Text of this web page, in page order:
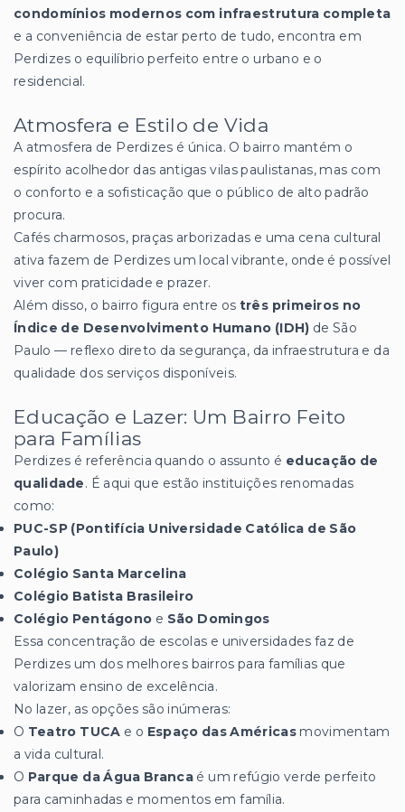
condomínios modernos com infraestrutura completa
e a conveniência de estar perto de tudo, encontra em
Perdizes o equilíbrio perfeito entre o urbano e o
residencial.
Atmosfera e Estilo de Vida
A atmosfera de Perdizes é única. O bairro mantém o
espírito acolhedor das antigas vilas paulistanas, mas com
o conforto e a sofisticação que o público de alto padrão
procura.
Cafés charmosos, praças arborizadas e uma cena cultural
ativa fazem de Perdizes um local vibrante, onde é possível
viver com praticidade e prazer.
Além disso, o bairro figura entre os três primeiros no
Índice de Desenvolvimento Humano (IDH) de São
Paulo — reflexo direto da segurança, da infraestrutura e da
qualidade dos serviços disponíveis.
Educação e Lazer: Um Bairro Feito
para Famílias
Perdizes é referência quando o assunto é educação de
qualidade. É aqui que estão instituições renomadas
como:
PUC-SP (Pontifícia Universidade Católica de São
Paulo)
Colégio Santa Marcelina
Colégio Batista Brasileiro
Colégio Pentágono e São Domingos
Essa concentração de escolas e universidades faz de
Perdizes um dos melhores bairros para famílias que
valorizam ensino de excelência.
No lazer, as opções são inúmeras:
O Teatro TUCA e o Espaço das Américasmovimentam
a vida cultural.
O Parque da Água Brancaé um refúgio verde perfeito
para caminhadas e momentos em família.